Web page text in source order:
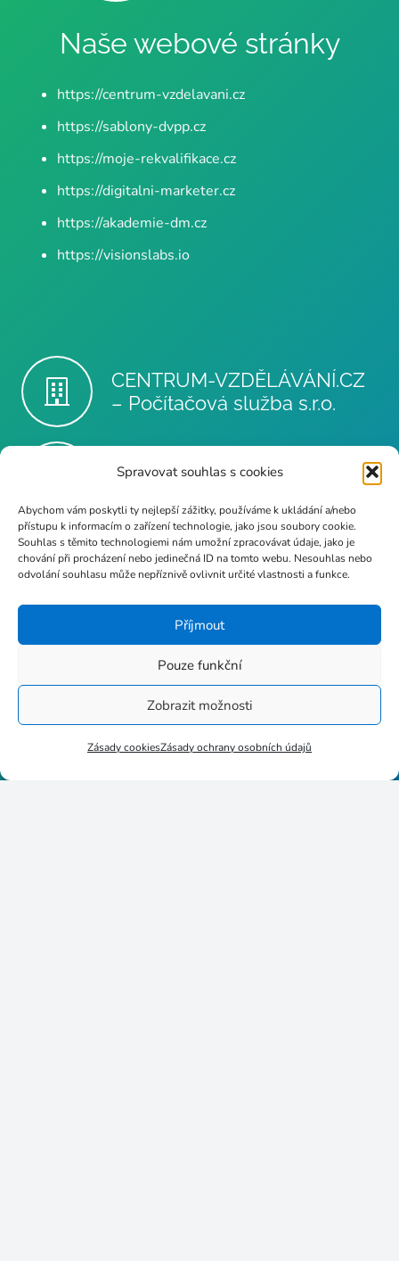
Spravovat souhlas s cookies
Abychom vám poskytli ty nejlepší zážitky, používáme k ukládání a/nebo
přístupu k informacím o zařízení technologie, jako jsou soubory cookie.
Souhlas s těmito technologiemi nám umožní zpracovávat údaje, jako je
chování při procházení nebo jedinečná ID na tomto webu. Nesouhlas nebo
odvolání souhlasu může nepříznivě ovlivnit určité vlastnosti a funkce.
Příjmout
Pouze funkční
Zobrazit možnosti
Zásady cookiesZásady ochrany osobních údajů
Naše webové stránky
https://centrum-vzdelavani.cz
https://sablony-dvpp.cz
https://moje-rekvalifikace.cz
https://digitalni-marketer.cz
https://akademie-dm.cz
https://visionslabs.io
CENTRUM-VZDĚLÁVÁNÍ.CZ
– Počítačová služba s.r.o.
info@poc-sluzba.cz
+420 724 189 681
Stupkova 413/1a, 779 00
Olomouc